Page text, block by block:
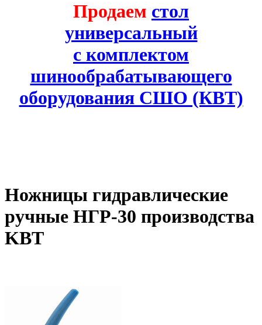
Продаем стол
универсальный
с комплектом
шинообрабатывающего
оборудования СШО (КВТ)
Ножницы гидравлические
ручные НГР-30 производства
KBT